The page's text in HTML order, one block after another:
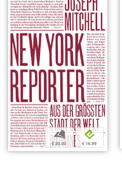
b
€ 20,00
e
€ 16,99